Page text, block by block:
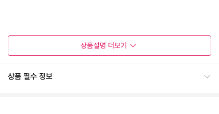
상품설명 더보기
상품 필수 정보